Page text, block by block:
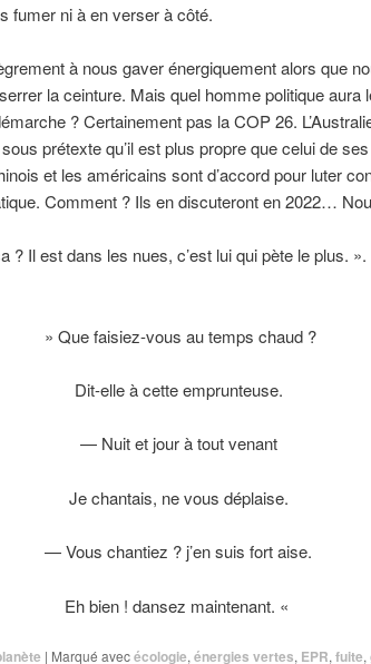
fumer ni à en verser à côté.
à nous gaver énergiquement alors que
la ceinture. Mais quel homme politique aura
? Certainement pas la COP 26.
prétexte qu’il est plus propre que celui de
et les américains sont d’accord pour luter
Comment ? Ils en discuteront en 2022…
? Il est dans les nues, c’est lui qui pète le plus.
» Que faisiez-vous au temps chaud ?
Dit-elle à cette emprunteuse.
— Nuit et jour à tout venant
Je chantais, ne vous déplaise.
— Vous chantiez ? j’en suis fort aise.
Eh bien ! dansez maintenant. «
| Marqué avecécologie, énergies vertes, EPR, fuite,